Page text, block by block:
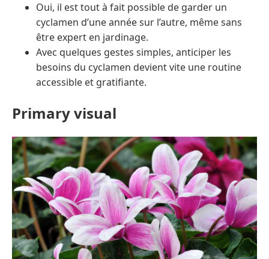
Oui, il est tout à fait possible de garder un
cyclamen d’une année sur l’autre, même sans
être expert en jardinage.
Avec quelques gestes simples, anticiper les
besoins du cyclamen devient vite une routine
accessible et gratifiante.
Primary visual